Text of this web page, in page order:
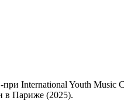
International Youth
в Париже (2025).